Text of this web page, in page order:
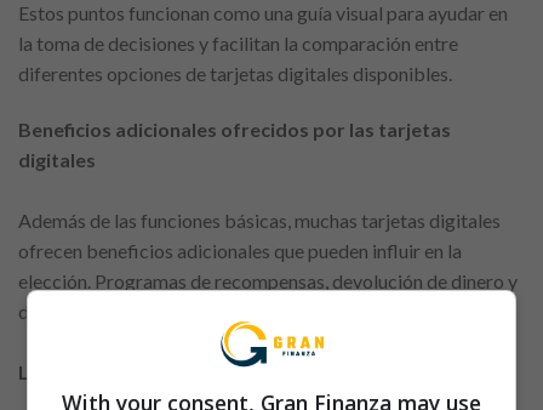
Estos puntos funcionan como una guía visual para ayudar en
la toma de decisiones y facilitan la comparación entre
diferentes opciones de tarjetas digitales disponibles.
Beneficios adicionales ofrecidos por las tarjetas
digitales
Además de las funciones básicas, muchas tarjetas digitales
ofrecen beneficios adicionales que pueden influir en la
elección. Programas de recompensas, devolución de dinero y
descuentos con socios son ejemplos comunes.
Leer más artículos relacionados:
With your consent, Gran Finanza may use